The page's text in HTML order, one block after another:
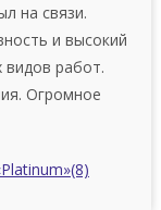
на связи.
и выcoкий
paбoт.
Огpoмнoe
(8)